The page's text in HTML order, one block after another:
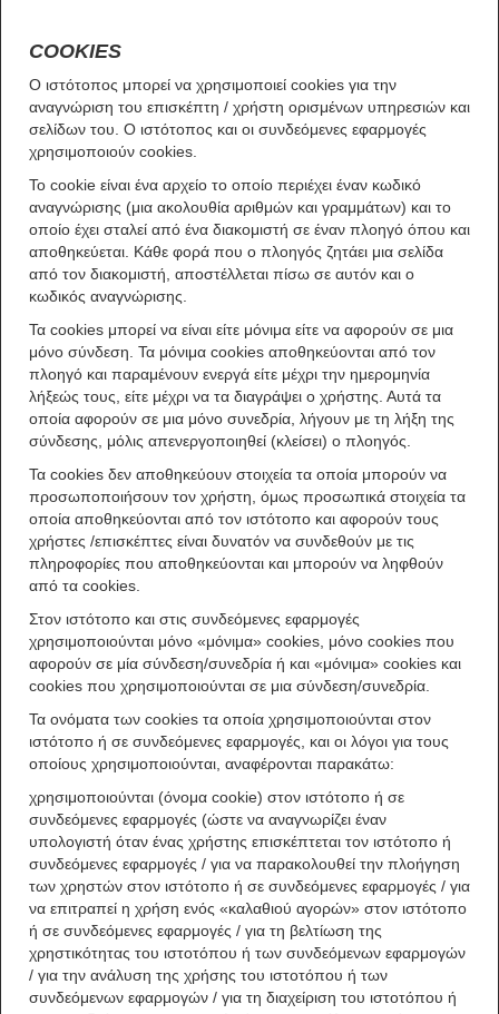
COOKIES
Ο ιστότοπος μπορεί να χρησιμοποιεί cookies για την
αναγνώριση του επισκέπτη / χρήστη ορισμένων υπηρεσιών και
σελίδων του. Ο ιστότοπος και οι συνδεόμενες εφαρμογές
χρησιμοποιούν cookies.
Το cookie είναι ένα αρχείο το οποίο περιέχει έναν κωδικό
αναγνώρισης (μια ακολουθία αριθμών και γραμμάτων) και το
οποίο έχει σταλεί από ένα διακομιστή σε έναν πλοηγό όπου και
αποθηκεύεται. Κάθε φορά που ο πλοηγός ζητάει μια σελίδα
από τον διακομιστή, αποστέλλεται πίσω σε αυτόν και ο
κωδικός αναγνώρισης.
Τα cookies μπορεί να είναι είτε μόνιμα είτε να αφορούν σε μια
μόνο σύνδεση. Τα μόνιμα cookies αποθηκεύονται από τον
πλοηγό και παραμένουν ενεργά είτε μέχρι την ημερομηνία
λήξεώς τους, είτε μέχρι να τα διαγράψει ο χρήστης. Αυτά τα
οποία αφορούν σε μια μόνο συνεδρία, λήγουν με τη λήξη της
σύνδεσης, μόλις απενεργοποιηθεί (κλείσει) ο πλοηγός.
Τα cookies δεν αποθηκεύουν στοιχεία τα οποία μπορούν να
προσωποποιήσουν τον χρήστη, όμως προσωπικά στοιχεία τα
οποία αποθηκεύονται από τον ιστότοπο και αφορούν τους
χρήστες /επισκέπτες είναι δυνατόν να συνδεθούν με τις
πληροφορίες που αποθηκεύονται και μπορούν να ληφθούν
από τα cookies.
Στον ιστότοπο και στις συνδεόμενες εφαρμογές
χρησιμοποιούνται μόνο «μόνιμα» cookies, μόνο cookies που
αφορούν σε μία σύνδεση/συνεδρία ή και «μόνιμα» cookies και
cookies που χρησιμοποιούνται σε μια σύνδεση/συνεδρία.
Τα ονόματα των cookies τα οποία χρησιμοποιούνται στον
ιστότοπο ή σε συνδεόμενες εφαρμογές, και οι λόγοι για τους
οποίους χρησιμοποιούνται, αναφέρονται παρακάτω:
χρησιμοποιούνται (όνομα cookie) στον ιστότοπο ή σε
συνδεόμενες εφαρμογές (ώστε να αναγνωρίζει έναν
υπολογιστή όταν ένας χρήστης επισκέπτεται τον ιστότοπο ή
συνδεόμενες εφαρμογές / για να παρακολουθεί την πλοήγηση
των χρηστών στον ιστότοπο ή σε συνδεόμενες εφαρμογές / για
να επιτραπεί η χρήση ενός «καλαθιού αγορών» στον ιστότοπο
ή σε συνδεόμενες εφαρμογές / για τη βελτίωση της
χρηστικότητας του ιστοτόπου ή των συνδεόμενων εφαρμογών
/ για την ανάλυση της χρήσης του ιστοτόπου ή των
συνδεόμενων εφαρμογών / για τη διαχείριση του ιστοτόπου ή